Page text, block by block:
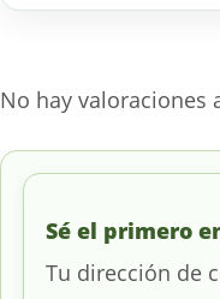
No hay valoraciones
Sé el primero
Tu dirección de